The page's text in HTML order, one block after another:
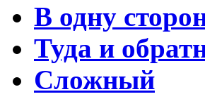
В одну
Туда и
Сложный